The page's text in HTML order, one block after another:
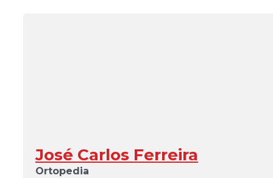
José Carlos Ferreira
Ortopedia